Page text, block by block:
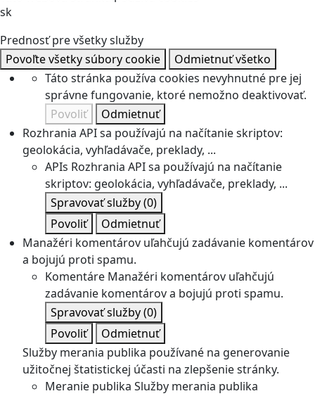
sk
Prednosť pre všetky služby
Povoľte všetky súbory cookie
Odmietnuť všetko
Táto stránka používa cookies nevyhnutné pre jej
správne fungovanie, ktoré nemožno deaktivovať.
Povoliť
Odmietnuť
Rozhrania API sa používajú na načítanie skriptov:
geolokácia, vyhľadávače, preklady, ...
APIs Rozhrania API sa používajú na načítanie
skriptov: geolokácia, vyhľadávače, preklady, ...
Spravovať služby(0)
Povoliť
Odmietnuť
Manažéri komentárov uľahčujú zadávanie komentárov
a bojujú proti spamu.
Komentáre Manažéri komentárov uľahčujú
zadávanie komentárov a bojujú proti spamu.
Spravovať služby(0)
Povoliť
Odmietnuť
Služby merania publika používané na generovanie
užitočnej štatistickej účasti na zlepšenie stránky.
Meranie publika Služby merania publika